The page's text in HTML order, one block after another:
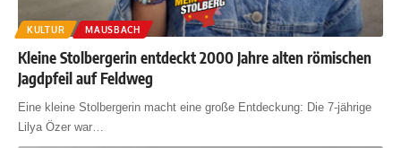
KULTUR MAUSBACH
Kleine Stolbergerin entdeckt 2000 Jahre alten römischen
Jagdpfeil auf Feldweg
Eine kleine Stolbergerin macht eine große Entdeckung: Die 7-jährige
Lilya Özer war…